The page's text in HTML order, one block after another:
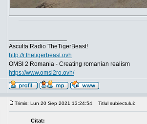
Asculta Radio TheTigerBeast!
http://r.thetigerbeast.ovh
OMSI 2 Romania - Creating romanian realism
https://www.omsi2ro.ovh/
Trimis: Lun 20 Sep 2021 13:24:54 Titlul subiectului:
Citat: